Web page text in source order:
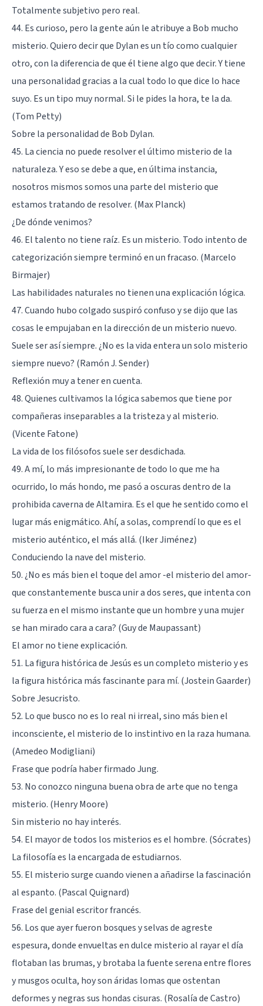
Totalmente subjetivo pero real.
44. Es curioso, pero la gente aún le atribuye a Bob mucho
misterio. Quiero decir que Dylan es un tío como cualquier
otro, con la diferencia de que él tiene algo que decir. Y tiene
una personalidad gracias a la cual todo lo que dice lo hace
suyo. Es un tipo muy normal. Si le pides la hora, te la da.
(Tom Petty)
Sobre la personalidad de Bob Dylan.
45. La ciencia no puede resolver el último misterio de la
naturaleza. Y eso se debe a que, en última instancia,
nosotros mismos somos una parte del misterio que
estamos tratando de resolver. (Max Planck)
¿De dónde venimos?
46. El talento no tiene raíz. Es un misterio. Todo intento de
categorización siempre terminó en un fracaso. (Marcelo
Birmajer)
Las habilidades naturales no tienen una explicación lógica.
47. Cuando hubo colgado suspiró confuso y se dijo que las
cosas le empujaban en la dirección de un misterio nuevo.
Suele ser así siempre. ¿No es la vida entera un solo misterio
siempre nuevo? (Ramón J. Sender)
Reflexión muy a tener en cuenta.
48. Quienes cultivamos la lógica sabemos que tiene por
compañeras inseparables a la tristeza y al misterio.
(Vicente Fatone)
La vida de los filósofos suele ser desdichada.
49. A mí, lo más impresionante de todo lo que me ha
ocurrido, lo más hondo, me pasó a oscuras dentro de la
prohibida caverna de Altamira. Es el que he sentido como el
lugar más enigmático. Ahí, a solas, comprendí lo que es el
misterio auténtico, el más allá. (Iker Jiménez)
Conduciendo la nave del misterio.
50. ¿No es más bien el toque del amor -el misterio del amor-
que constantemente busca unir a dos seres, que intenta con
su fuerza en el mismo instante que un hombre y una mujer
se han mirado cara a cara? (Guy de Maupassant)
El amor no tiene explicación.
51. La figura histórica de Jesús es un completo misterio y es
la figura histórica más fascinante para mí. (Jostein Gaarder)
Sobre Jesucristo.
52. Lo que busco no es lo real ni irreal, sino más bien el
inconsciente, el misterio de lo instintivo en la raza humana.
(Amedeo Modigliani)
Frase que podría haber firmado Jung.
53. No conozco ninguna buena obra de arte que no tenga
misterio. (Henry Moore)
Sin misterio no hay interés.
54. El mayor de todos los misterios es el hombre. (Sócrates)
La filosofía es la encargada de estudiarnos.
55. El misterio surge cuando vienen a añadirse la fascinación
al espanto. (Pascal Quignard)
Frase del genial escritor francés.
56. Los que ayer fueron bosques y selvas de agreste
espesura, donde envueltas en dulce misterio al rayar el día
flotaban las brumas, y brotaba la fuente serena entre flores
y musgos oculta, hoy son áridas lomas que ostentan
deformes y negras sus hondas cisuras. (Rosalía de Castro)